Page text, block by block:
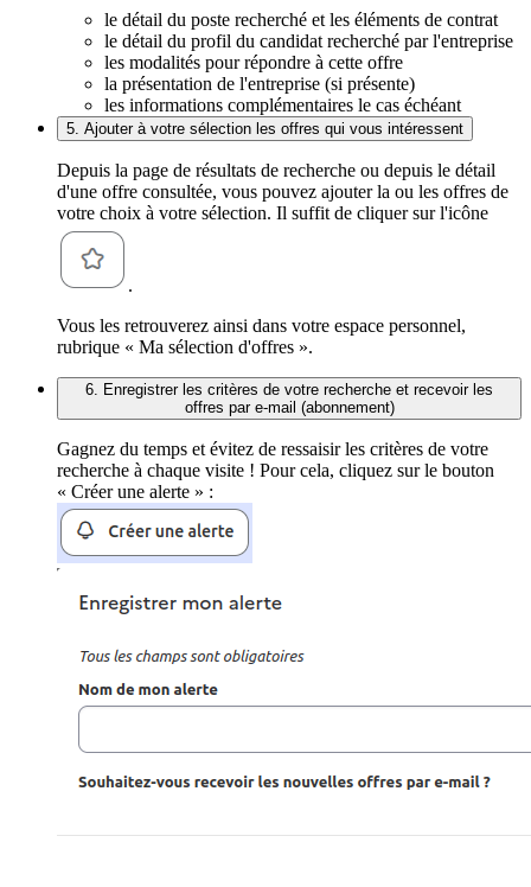
le détail du poste recherché et les éléments de contrat
le détail du profil du candidat recherché par l'entreprise
les modalités pour répondre à cette offre
la présentation de l'entreprise (si présente)
les informations complémentaires le cas échéant
5. Ajouter à votre sélection les offres qui vous intéressent
Depuis la page de résultats de recherche ou depuis le détail
d'une offre consultée, vous pouvez ajouter la ou les offres de
votre choix à votre sélection. Il suffit de cliquer sur l'icône
.
Vous les retrouverez ainsi dans votre espace personnel,
rubrique « Ma sélection d'offres ».
6. Enregistrer les critères de votre recherche et recevoir les
offres par e-mail (abonnement)
Gagnez du temps et évitez de ressaisir les critères de votre
recherche à chaque visite ! Pour cela, cliquez sur le bouton
« Créer une alerte » :